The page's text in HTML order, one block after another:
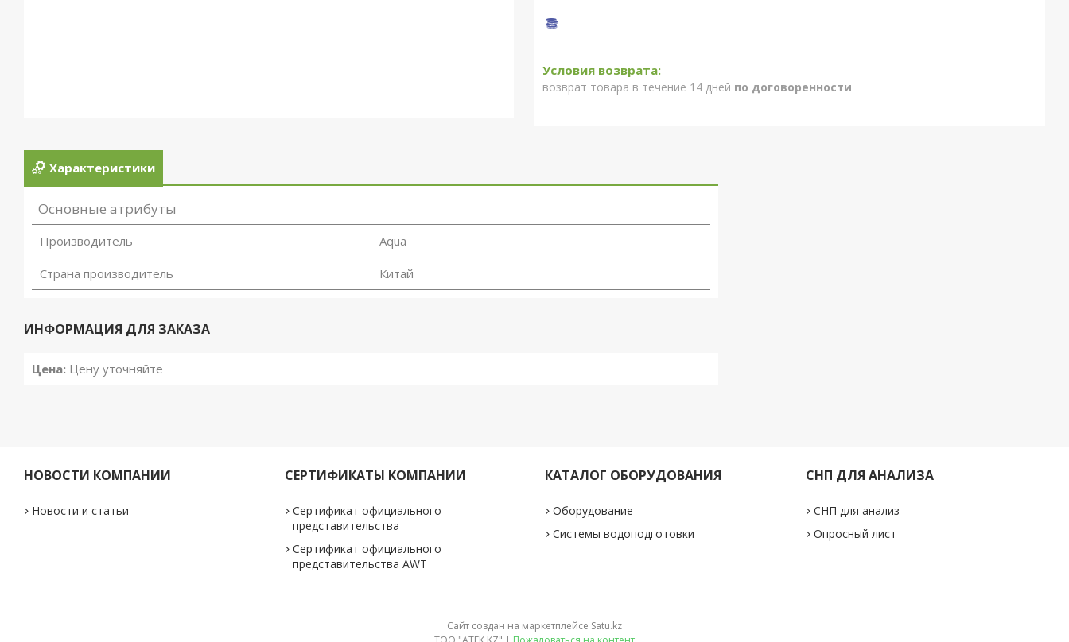
возврат товара в течение 14 дней по договоренности
Характеристики
Основные атрибуты
Производитель Aqua
Страна производитель Китай
ИНФОРМАЦИЯ ДЛЯ ЗАКАЗА
Цена: Цену уточняйте
НОВОСТИ КОМПАНИИ
Новости и статьи
СЕРТИФИКАТЫ КОМПАНИИ
Сертификат официального
представительства
Сертификат официального
представительства AWT
КАТАЛОГ ОБОРУДОВАНИЯ
Оборудование
Системы водоподготовки
СНП ДЛЯ АНАЛИЗА
СНП для анализ
Опросный лист
Сайт создан на маркетплейсе Satu.kz